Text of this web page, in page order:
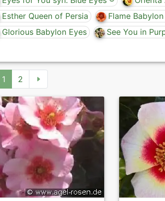
Esther Queen of Persia
Flame
Glorious Babylon Eyes
See You in
1 2